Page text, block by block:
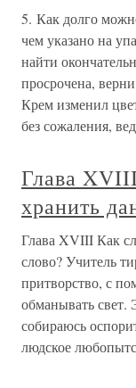
5. Как долго
чем указано на
найти
просрочена,
Крем изменил
без сожаления,
Глава
хранить
Глава XVIII Как
слово? Учитель
притворство, с
обманывать свет.
собираюсь
людское